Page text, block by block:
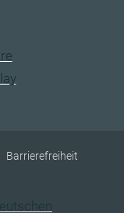
Barrierefreiheit